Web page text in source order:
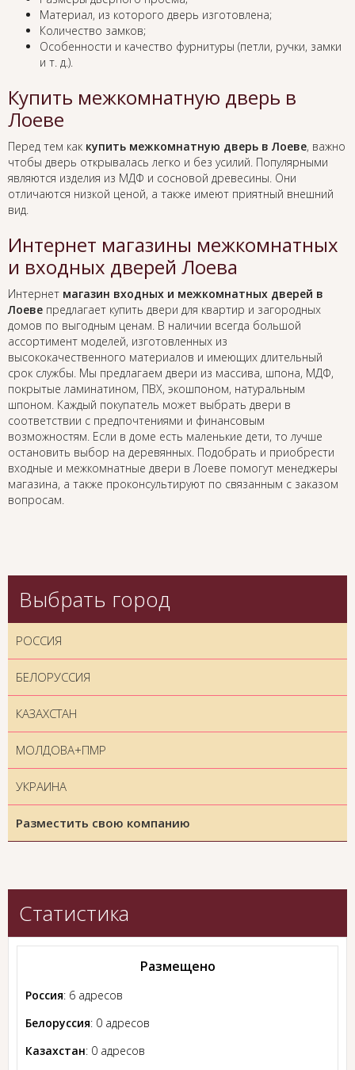
Материал, из которого дверь изготовлена;
Количество замков;
Особенности и качество фурнитуры (петли, ручки, замки
и т. д.).
Купить межкомнатную дверь в
Лоеве
Перед тем как купить межкомнатную дверь в Лоеве, важно
чтобы дверь открывалась легко и без усилий. Популярными
являются изделия из МДФ и сосновой древесины. Они
отличаются низкой ценой, а также имеют приятный внешний
вид.
Интернет магазины межкомнатных
и входных дверей Лоева
Интернет магазин входных и межкомнатных дверей в
Лоеве предлагает купить двери для квартир и загородных
домов по выгодным ценам. В наличии всегда большой
ассортимент моделей, изготовленных из
высококачественного материалов и имеющих длительный
срок службы. Мы предлагаем двери из массива, шпона, МДФ,
покрытые ламинатином, ПВХ, экошпоном, натуральным
шпоном. Каждый покупатель может выбрать двери в
соответствии с предпочтениями и финансовым
возможностям. Если в доме есть маленькие дети, то лучше
остановить выбор на деревянных. Подобрать и приобрести
входные и межкомнатные двери в Лоеве помогут менеджеры
магазина, а также проконсультируют по связанным с заказом
вопросам.
Выбрать город
РОССИЯ
БЕЛОРУССИЯ
КАЗАХСТАН
МОЛДОВА+ПМР
УКРАИНА
Разместить свою компанию
Статистика
Размещено
Россия: 6 адресов
Белоруссия: 0 адресов
Казахстан: 0 адресов